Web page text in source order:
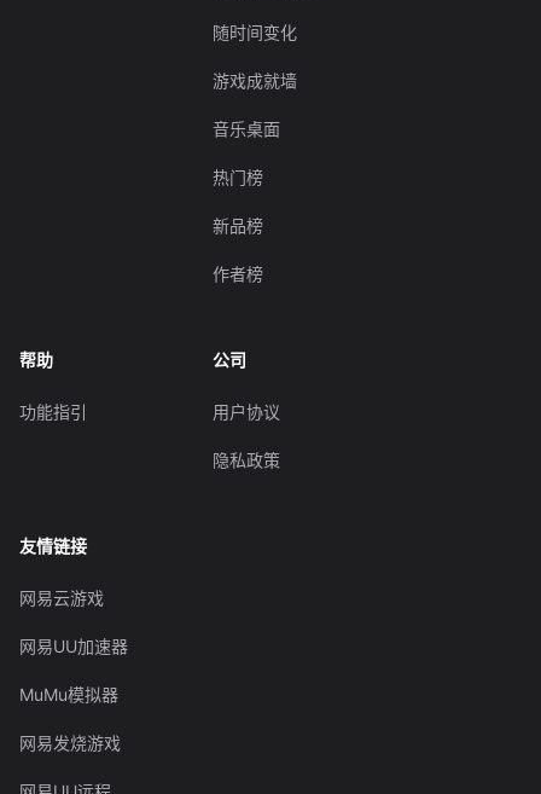
随时间变化
游戏成就墙
音乐桌面
热门榜
新品榜
作者榜
帮助
功能指引
公司
用户协议
隐私政策
友情链接
网易云游戏
网易UU加速器
MuMu模拟器
网易发烧游戏